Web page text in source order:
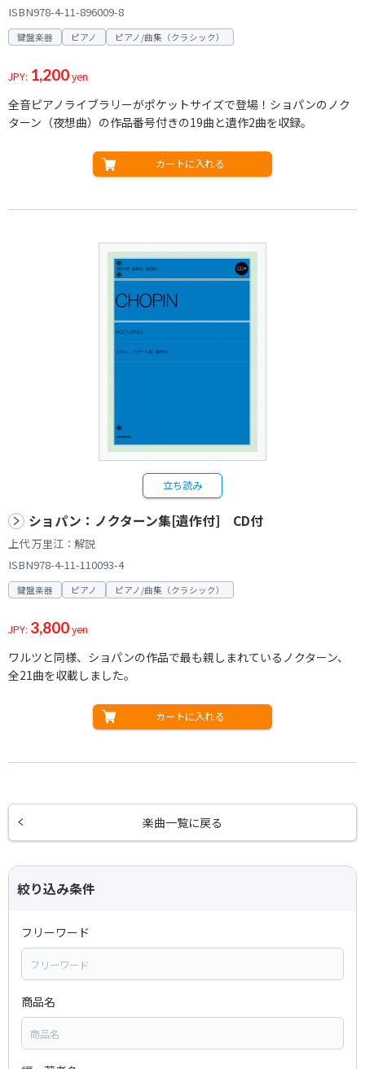
ISBN978-4-11-896009-8
鍵盤楽器 ピアノ ピアノ/曲集（クラシック）
JPY: 1,200yen
全音ピアノライブラリーがポケットサイズで登場！ショパンのノク
ターン（夜想曲）の作品番号付きの19曲と遺作2曲を収録。
カートに入れる
立ち読み
ショパン：ノクターン集[遺作付] CD付
上代 万里江：解説
ISBN978-4-11-110093-4
鍵盤楽器 ピアノ ピアノ/曲集（クラシック）
JPY: 3,800yen
ワルツと同様、ショパンの作品で最も親しまれているノクターン、
全21曲を収載しました。
カートに入れる
楽曲一覧に戻る
絞り込み条件
フリーワード
商品名